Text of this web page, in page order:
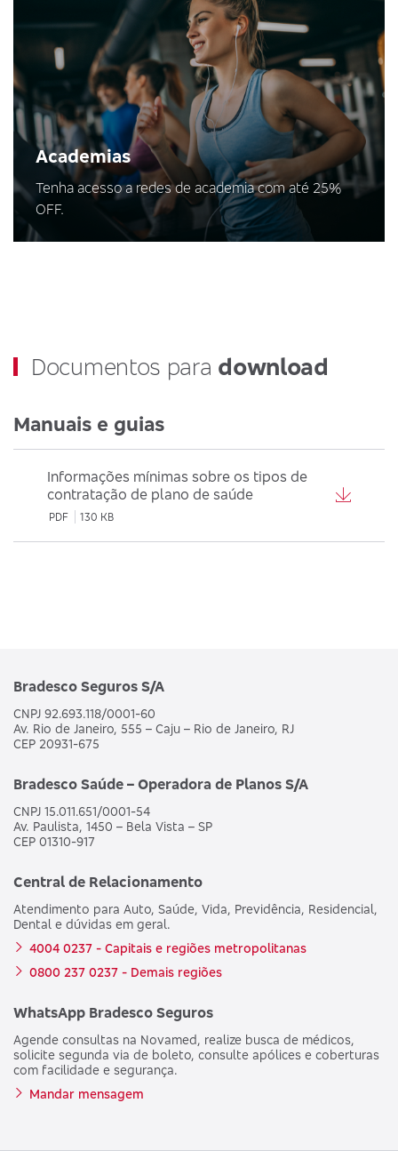
Academias
Tenha acesso a redes de academia com até 25%
OFF.
Documentos para download
Manuais e guias
Informações mínimas sobre os tipos de
contratação de plano de saúde
PDF 130 KB
Bradesco Seguros S/A
CNPJ 92.693.118/0001-60
Av. Rio de Janeiro, 555 – Caju – Rio de Janeiro, RJ
CEP 20931-675
Bradesco Saúde – Operadora de Planos S/A
CNPJ 15.011.651/0001-54
Av. Paulista, 1450 – Bela Vista – SP
CEP 01310-917
Central de Relacionamento
Atendimento para Auto, Saúde, Vida, Previdência, Residencial,
Dental e dúvidas em geral.
4004 0237 - Capitais e regiões metropolitanas
0800 237 0237 - Demais regiões
WhatsApp Bradesco Seguros
Agende consultas na Novamed, realize busca de médicos,
solicite segunda via de boleto, consulte apólices e coberturas
com facilidade e segurança.
Mandar mensagem